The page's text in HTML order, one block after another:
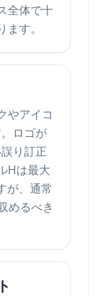
全体で十
す。
やアイコ
ロゴが
り訂正
Hは最大
が、通常
めるべき